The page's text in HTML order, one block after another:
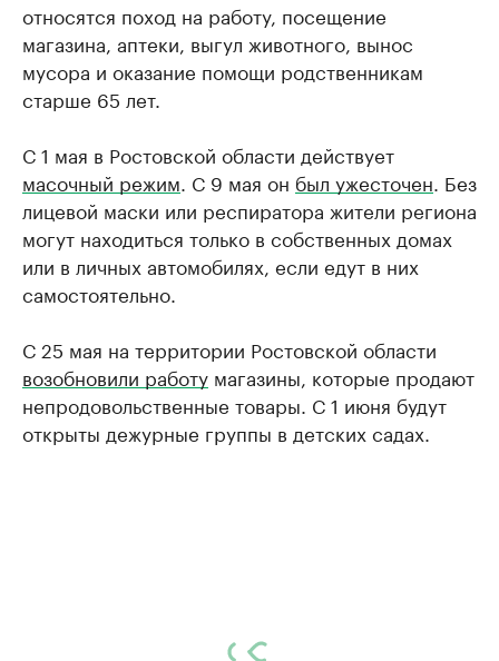
относятся поход на работу, посещение
магазина, аптеки, выгул животного, вынос
мусора и оказание помощи родственникам
старше 65 лет.
С 1 мая в Ростовской области действует
масочный режим . С 9 мая он был ужесточен . Без
лицевой маски или респиратора жители региона
могут находиться только в собственных домах
или в личных автомобилях, если едут в них
самостоятельно.
С 25 мая на территории Ростовской области
возобновили работу магазины, которые продают
непродовольственные товары. С 1 июня будут
открыты дежурные группы в детских садах.